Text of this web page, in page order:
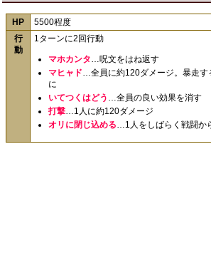
HP
5500程度
行
動
1ターンに2回行動
マホカンタ …呪文をはね返す
マヒャド …全員に約120ダメージ。暴走
に
いてつくはどう
…全員の良い効果を消す
打撃 …1人に約120ダメージ
オリに閉じ込める …1人をしばらく戦闘か